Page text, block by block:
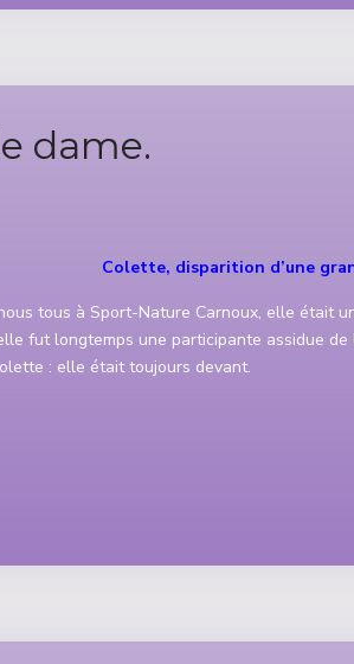
dame.
Colette, disparition d’une
tous à Sport-Nature Carnoux, elle était
fut longtemps une participante assidue
: elle était toujours devant.